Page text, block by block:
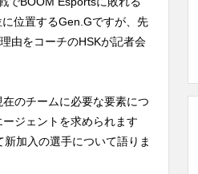
位置するGen.Gですが、先
由をコーチのHSKが記者会
のチームに必要な要素につ
ジェントを求められます
加入の選手について語りま